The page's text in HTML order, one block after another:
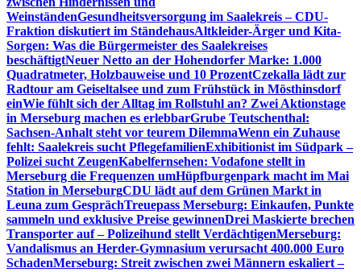
WeinständenGesundheitsversorgung im Saalekreis – CDU-
Fraktion diskutiert im StändehausAltkleider-Ärger und Kita-
Sorgen: Was die Bürgermeister des Saalekreises
beschäftigtNeuer Netto an der Hohendorfer Marke: 1.000
Quadratmeter, Holzbauweise und 10 ProzentCzekalla lädt zur
Radtour am Geiseltalsee und zum Frühstück in Mösthinsdorf
einWie fühlt sich der Alltag im Rollstuhl an? Zwei Aktionstage
in Merseburg machen es erlebbarGrube Teutschenthal:
Sachsen-Anhalt steht vor teurem DilemmaWenn ein Zuhause
fehlt: Saalekreis sucht PflegefamilienExhibitionist im Südpark –
Polizei sucht ZeugenKabelfernsehen: Vodafone stellt in
Merseburg die Frequenzen umHüpfburgenpark macht im Mai
Station in MerseburgCDU lädt auf dem Grünen Markt in
Leuna zum GesprächTreuepass Merseburg: Einkaufen, Punkte
sammeln und exklusive Preise gewinnenDrei Maskierte brechen
Transporter auf – Polizeihund stellt VerdächtigenMerseburg:
Vandalismus an Herder-Gymnasium verursacht 400.000 Euro
SchadenMerseburg: Streit zwischen zwei Männern eskaliert –